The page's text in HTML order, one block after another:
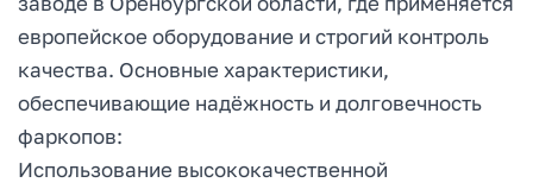
европейское оборудование и строгий контроль
качества. Основные характеристики,
обеспечивающие надёжность и долговечность
фаркопов:
Использование высококачественной